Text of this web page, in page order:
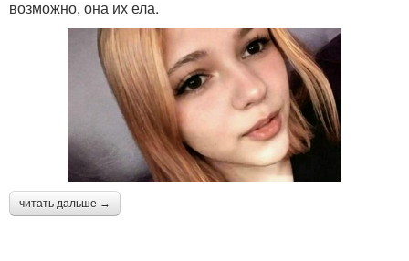
возможно, она их ела.
читать дальше →